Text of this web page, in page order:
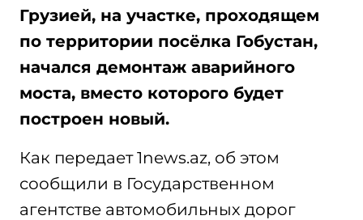
Грузией, на участке, проходящем
по территории посёлка Гобустан,
начался демонтаж аварийного
моста, вместо которого будет
построен новый.
Как передает 1news.az, об этом
сообщили в Государственном
агентстве автомобильных дорог